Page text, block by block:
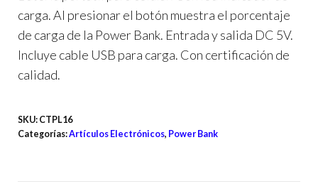
carga. Al presionar el botón muestra el porcentaje
de carga de la Power Bank. Entrada y salida DC 5V.
Incluye cable USB para carga. Con certificación de
calidad.
SKU: CTPL16
Categorías:Artículos Electrónicos, Power Bank